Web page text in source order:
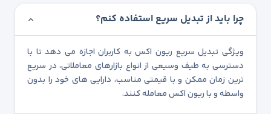
چرا باید از تبدیل سریع استفاده کنم؟
ویژگی تبدیل سریع ریون اکس به کاربران اجازه می دهد تا با
دسترسی به طیف وسیعی از انواع بازارهای معاملاتی، در سریع
ترین زمان ممکن و با قیمتی مناسب، دارایی های خود را بدون
واسطه و با ریون اکس معامله کنند.